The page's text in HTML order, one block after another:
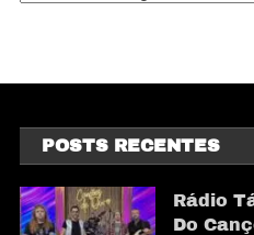
POSTS RECENTES
Rádio
Do